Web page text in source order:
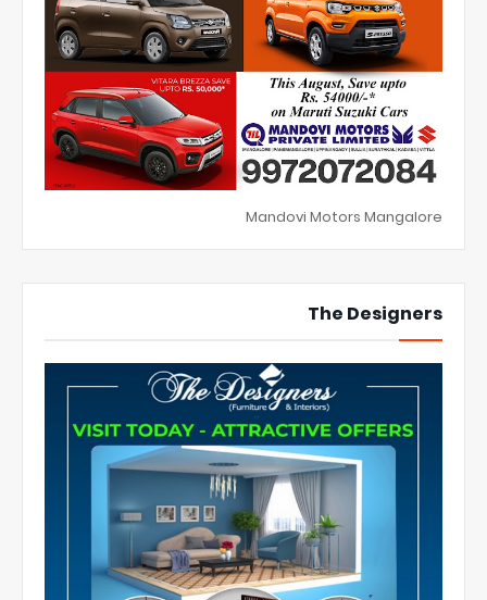
Mandovi Motors Mangalore
The Designers